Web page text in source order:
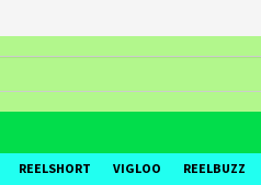
REELSHORT VIGLOO
REELBUZZ